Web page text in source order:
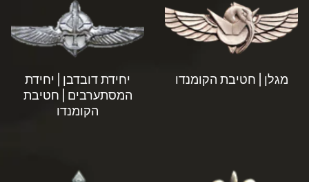
מגלן | חטיבת הקומנדו
יחידת דובדבן | יחידת
המסתערבים | חטיבת
הקומנדו